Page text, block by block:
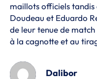
maillots officiels tandis
Doudeau et Eduardo
de leur tenue de
à la cagnotte et au
Dalibor